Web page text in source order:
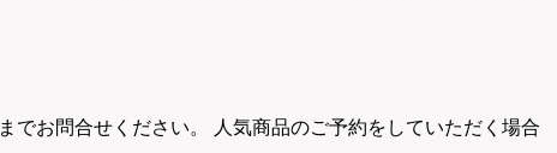
までお問合せください。 人気商品のご予約をしていただく場合